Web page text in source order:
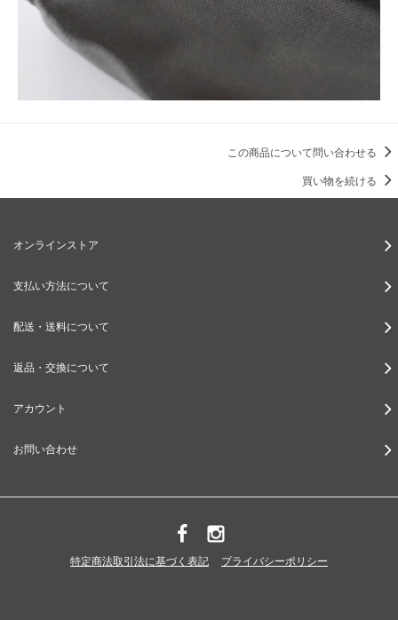
この商品について問い合わせる
買い物を続ける
オンラインストア
支払い方法について
配送・送料について
返品・交換について
アカウント
お問い合わせ
特定商法取引法に基づく表記 プライバシーポリシー